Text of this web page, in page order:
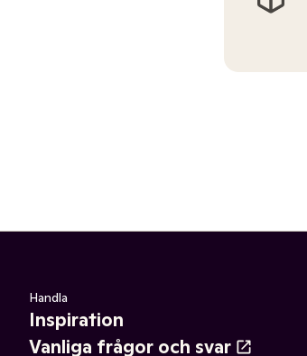
Handla
Inspiration
Vanliga frågor och svar